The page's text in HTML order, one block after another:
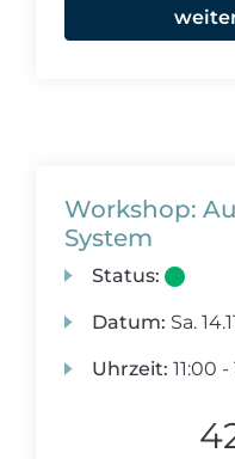
Workshop:
System
Status:
Datum: Sa.
Uhrzeit: 11:00